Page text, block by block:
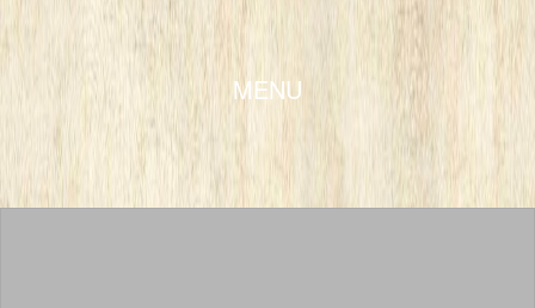
MENU
SKIP TO CONTENT